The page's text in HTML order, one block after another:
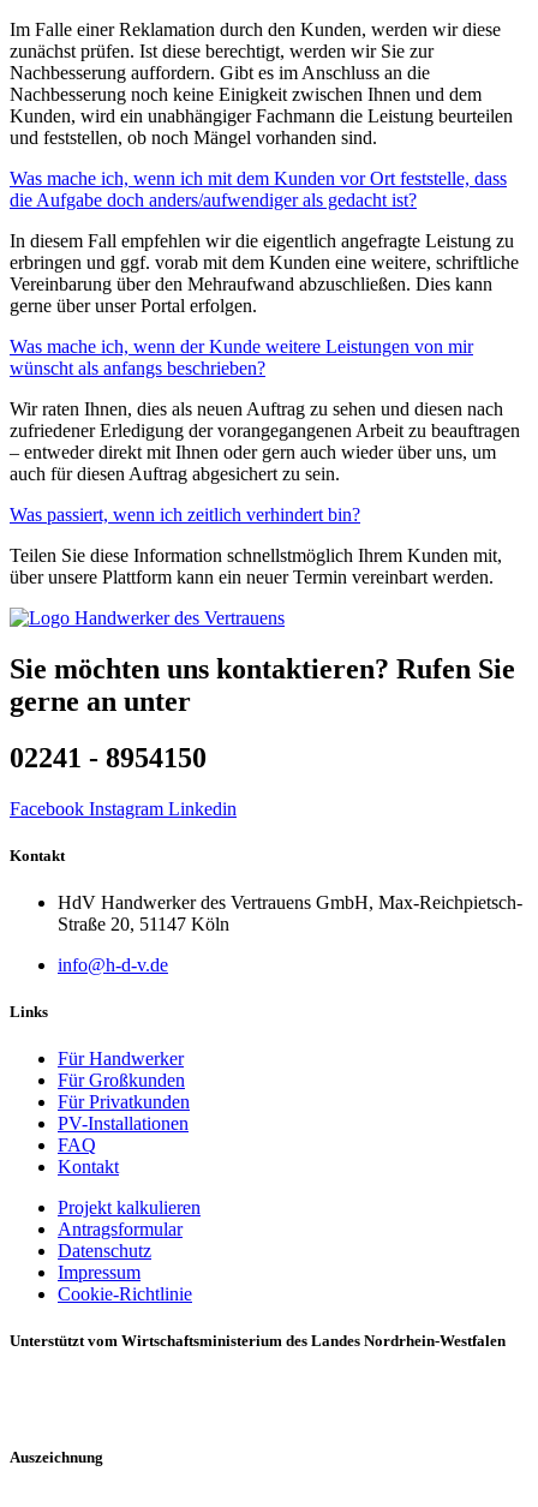
Im Falle einer Reklamation durch den Kunden, werden wir diese
zunächst prüfen. Ist diese berechtigt, werden wir Sie zur
Nachbesserung auffordern. Gibt es im Anschluss an die
Nachbesserung noch keine Einigkeit zwischen Ihnen und dem
Kunden, wird ein unabhängiger Fachmann die Leistung beurteilen
und feststellen, ob noch Mängel vorhanden sind.
Was mache ich, wenn ich mit dem Kunden vor Ort feststelle, dass
die Aufgabe doch anders/aufwendiger als gedacht ist?
In diesem Fall empfehlen wir die eigentlich angefragte Leistung zu
erbringen und ggf. vorab mit dem Kunden eine weitere, schriftliche
Vereinbarung über den Mehraufwand abzuschließen. Dies kann
gerne über unser Portal erfolgen.
Was mache ich, wenn der Kunde weitere Leistungen von mir
wünscht als anfangs beschrieben?
Wir raten Ihnen, dies als neuen Auftrag zu sehen und diesen nach
zufriedener Erledigung der vorangegangenen Arbeit zu beauftragen
– entweder direkt mit Ihnen oder gern auch wieder über uns, um
auch für diesen Auftrag abgesichert zu sein.
Was passiert, wenn ich zeitlich verhindert bin?
Teilen Sie diese Information schnellstmöglich Ihrem Kunden mit,
über unsere Plattform kann ein neuer Termin vereinbart werden.
Sie möchten uns kontaktieren? Rufen Sie
gerne an unter
02241 - 8954150
Facebook Instagram Linkedin
Kontakt
HdV Handwerker des Vertrauens GmbH, Max-Reichpietsch-
Straße 20, 51147 Köln
info@h-d-v.de
Links
Für Handwerker
Für Großkunden
Für Privatkunden
PV-Installationen
FAQ
Kontakt
Projekt kalkulieren
Antragsformular
Datenschutz
Impressum
Cookie-Richtlinie
Unterstützt vom Wirtschaftsministerium des Landes Nordrhein-Westfalen
Auszeichnung